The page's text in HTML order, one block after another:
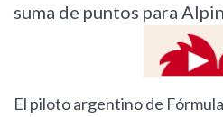
suma de puntos para
El piloto argentino de